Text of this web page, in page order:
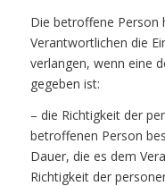
Die betroffene Person
Verantwortlichen die
verlangen, wenn eine
gegeben ist:
– die Richtigkeit der
betroffenen Person
Dauer, die es dem
Richtigkeit der